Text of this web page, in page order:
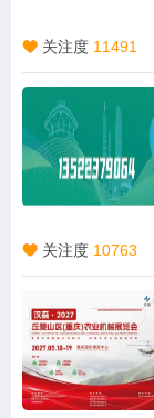
关注度 11491
关注度 10763